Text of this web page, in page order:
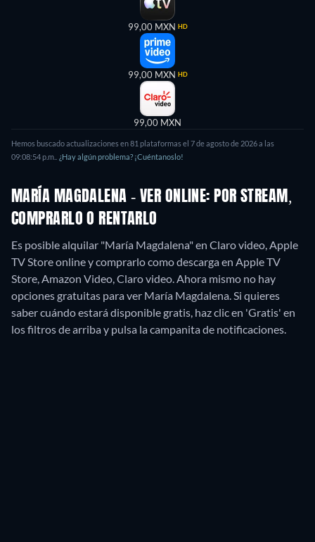
99,00 MXN HD
99,00 MXN HD
99,00 MXN
Hemos buscado actualizaciones en81 plataformas el 7 de agosto de 2026a las
09:08:54 p.m.
¿Hay algún problema? ¡Cuéntanoslo!
MARÍA MAGDALENA - VER ONLINE: POR STREAM,
COMPRARLO O RENTARLO
Es posible alquilar "María Magdalena" en Claro video, Apple
TV Store online y comprarlo como descarga en Apple TV
Store, Amazon Video, Claro video.Ahora mismo no hay
opciones gratuitas para ver María Magdalena. Si quieres
saber cuándo estará disponible gratis, haz clic en 'Gratis' en
los filtros de arriba y pulsa la campanita de notificaciones.